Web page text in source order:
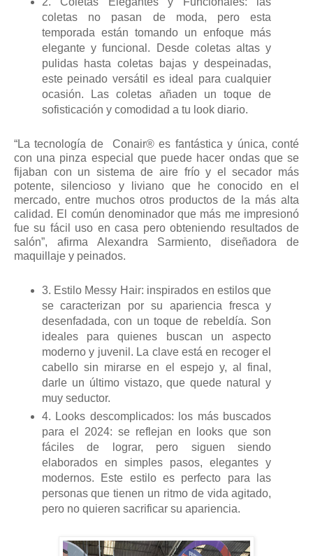
coletas no pasan de moda, pero esta
temporada están tomando un enfoque más
elegante y funcional. Desde coletas altas y
pulidas hasta coletas bajas y despeinadas,
este peinado versátil es ideal para cualquier
ocasión. Las coletas añaden un toque de
sofisticación y comodidad a tu look diario.
“La tecnología de Conair® es fantástica y única, conté
con una pinza especial que puede hacer ondas que se
fijaban con un sistema de aire frío y el secador más
potente, silencioso y liviano que he conocido en el
mercado, entre muchos otros productos de la más alta
calidad. El común denominador que más me impresionó
fue su fácil uso en casa pero obteniendo resultados de
salón”, afirma Alexandra Sarmiento, diseñadora de
maquillaje y peinados.
3. Estilo Messy Hair: inspirados en estilos que
se caracterizan por su apariencia fresca y
desenfadada, con un toque de rebeldía. Son
ideales para quienes buscan un aspecto
moderno y juvenil. La clave está en recoger el
cabello sin mirarse en el espejo y, al final,
darle un último vistazo, que quede natural y
muy seductor.
4. Looks descomplicados: los más buscados
para el 2024: se reflejan en looks que son
fáciles de lograr, pero siguen siendo
elaborados en simples pasos, elegantes y
modernos. Este estilo es perfecto para las
personas que tienen un ritmo de vida agitado,
pero no quieren sacrificar su apariencia.